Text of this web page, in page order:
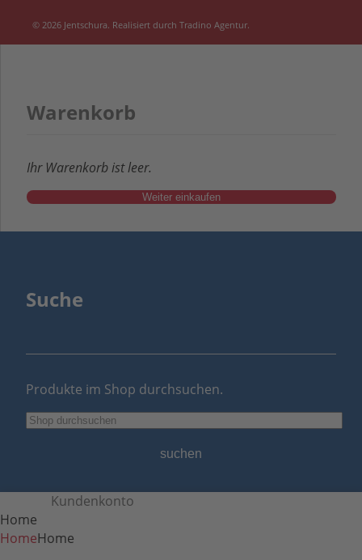
© 2026 Jentschura. Realisiert durch Tradino Agentur.
Warenkorb
Ihr Warenkorb ist leer.
Weiter einkaufen
Suche
Produkte im Shop durchsuchen.
suchen
Kundenkonto
Home
HomeHome